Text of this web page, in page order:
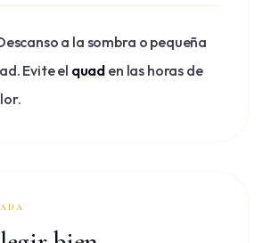
a la sombra o pequeña
Evite el quad en las horas de